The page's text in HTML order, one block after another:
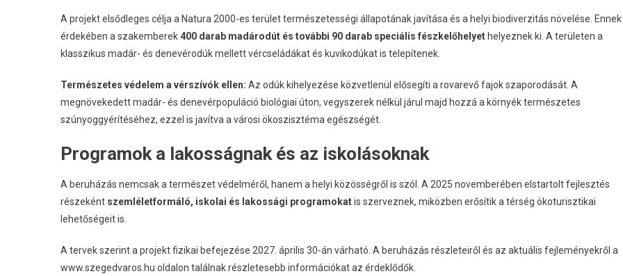
A projekt elsődleges célja a Natura 2000-es terület természetességi állapotának javítása és a helyi biodiverzitás növelése Ennek
érdekében a szakemberek400 darab madárodút és további 90 darab speciális fészkelőhelyet helyeznek ki A területen a
klasszikus madár- és denevérodúk mellett vércseládákat és kuvikodúkat is telepítenek
Természetes védelem a vérszívók ellen: Az odúk kihelyezése közvetlenül elősegíti a rovarevő fajok szaporodását A
megnövekedett madár- és denevérpopuláció biológiai úton, vegyszerek nélkül járul majd hozzá a környék természetes
szúnyoggyérítéséhez, ezzel is javítva a városi ökoszisztéma egészségét
Programok a lakosságnak és az iskolásoknak
A beruházás nemcsak a természet védelméről, hanem a helyi közösségről is szól. A 2025 novemberében elstartolt fejlesztés
részeként szemléletformáló, iskolai és lakossági programokatis szerveznek, miközben erősítik a térség ökoturisztikai
lehetőségeit is
A tervek szerint a projekt fizikai befejezése 2027. április 30-án várható A beruházás részleteiről és az aktuális fejleményekről a
www.szegedvaros.hu oldalon találnak részletesebb információkat az érdeklődők